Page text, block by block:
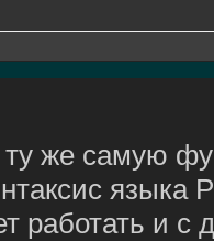
ту же самую
языка
работать и с